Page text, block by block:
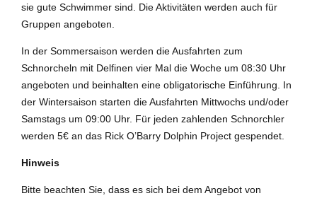
sie gute Schwimmer sind. Die Aktivitäten werden auch für
Gruppen angeboten.
In der Sommersaison werden die Ausfahrten zum
Schnorcheln mit Delfinen vier Mal die Woche um 08:30 Uhr
angeboten und beinhalten eine obligatorische Einführung. In
der Wintersaison starten die Ausfahrten Mittwochs und/oder
Samstags um 09:00 Uhr. Für jeden zahlenden Schnorchler
werden 5€ an das Rick O’Barry Dolphin Project gespendet.
Hinweis
Bitte beachten Sie, dass es sich bei dem Angebot von